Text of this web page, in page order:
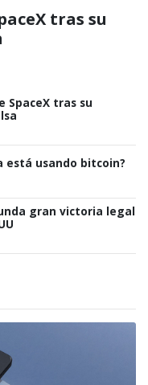
tras su
SpaceX tras su
está usando bitcoin?
gran victoria legal